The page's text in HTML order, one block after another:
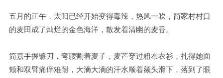
五月的正午，太阳已经开始变得毒辣，热风一吹，简家村村口
的麦田成了灿烂的金色海洋，散发着清幽的麦香。
简嘉手握镰刀，弯腰割着麦子，麦芒穿过粗布衣衫，扎得她面
颊和双臂痛痒难耐，大滴大滴的汗水顺着额头滑下，落到了眼